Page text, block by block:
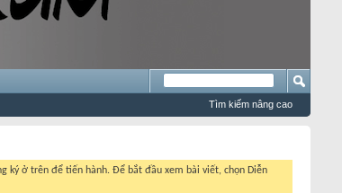
Tìm kiếm nâng cao
ký ở trên để tiến hành. Để bắt đầu xem bài viết, chọn Diễn